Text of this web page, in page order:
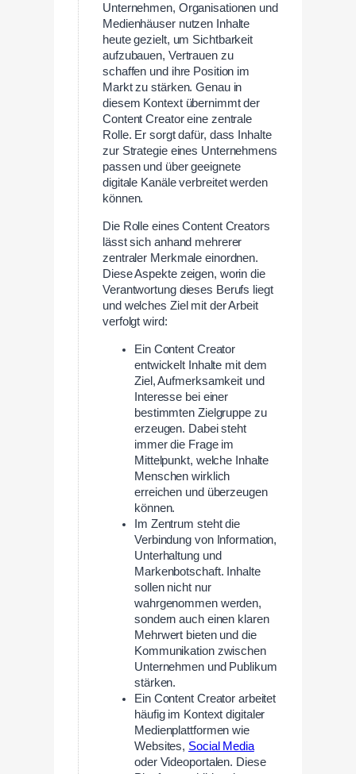
Unternehmen, Organisationen und
Medienhäuser nutzen Inhalte
heute gezielt, um Sichtbarkeit
aufzubauen, Vertrauen zu
schaffen und ihre Position im
Markt zu stärken. Genau in
diesem Kontext übernimmt der
Content Creator eine zentrale
Rolle. Er sorgt dafür, dass Inhalte
zur Strategie eines Unternehmens
passen und über geeignete
digitale Kanäle verbreitet werden
können.
Die Rolle eines Content Creators
lässt sich anhand mehrerer
zentraler Merkmale einordnen.
Diese Aspekte zeigen, worin die
Verantwortung dieses Berufs liegt
und welches Ziel mit der Arbeit
verfolgt wird:
Ein Content Creator
entwickelt Inhalte mit dem
Ziel, Aufmerksamkeit und
Interesse bei einer
bestimmten Zielgruppe zu
erzeugen. Dabei steht
immer die Frage im
Mittelpunkt, welche Inhalte
Menschen wirklich
erreichen und überzeugen
können.
Im Zentrum steht die
Verbindung von Information,
Unterhaltung und
Markenbotschaft. Inhalte
sollen nicht nur
wahrgenommen werden,
sondern auch einen klaren
Mehrwert bieten und die
Kommunikation zwischen
Unternehmen und Publikum
stärken.
Ein Content Creator arbeitet
häufig im Kontext digitaler
Medienplattformen wie
Websites, Social Media
oder Videoportalen. Diese